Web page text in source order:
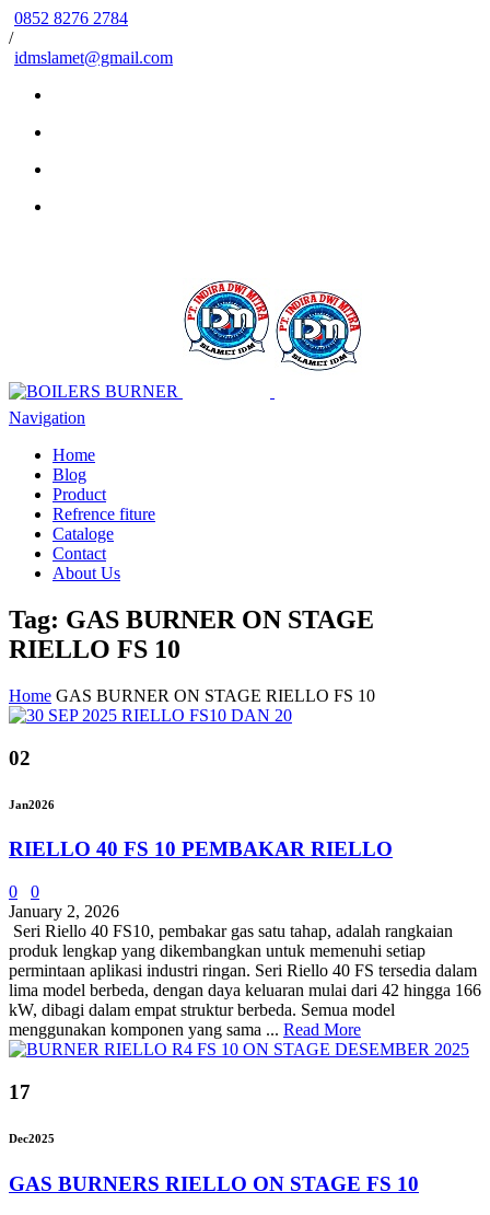
0852 8276 2784
/
idmslamet@gmail.com
Navigation
Home
Blog
Product
Refrence fiture
Cataloge
Contact
About Us
Tag: GAS BURNER ON STAGE
RIELLO FS 10
Home GAS BURNER ON STAGE RIELLO FS 10
02
Jan2026
RIELLO 40 FS 10 PEMBAKAR RIELLO
0
0
January 2, 2026
Seri Riello 40 FS10, pembakar gas satu tahap, adalah rangkaian
produk lengkap yang dikembangkan untuk memenuhi setiap
permintaan aplikasi industri ringan. Seri Riello 40 FS tersedia dalam
lima model berbeda, dengan daya keluaran mulai dari 42 hingga 166
kW, dibagi dalam empat struktur berbeda. Semua model
menggunakan komponen yang sama ... Read More
17
Dec2025
GAS BURNERS RIELLO ON STAGE FS 10